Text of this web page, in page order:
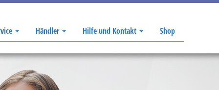
Händler Hilfe und Kontakt Shop